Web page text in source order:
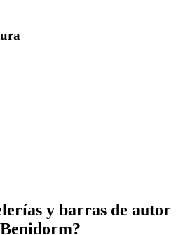
y barras de autor